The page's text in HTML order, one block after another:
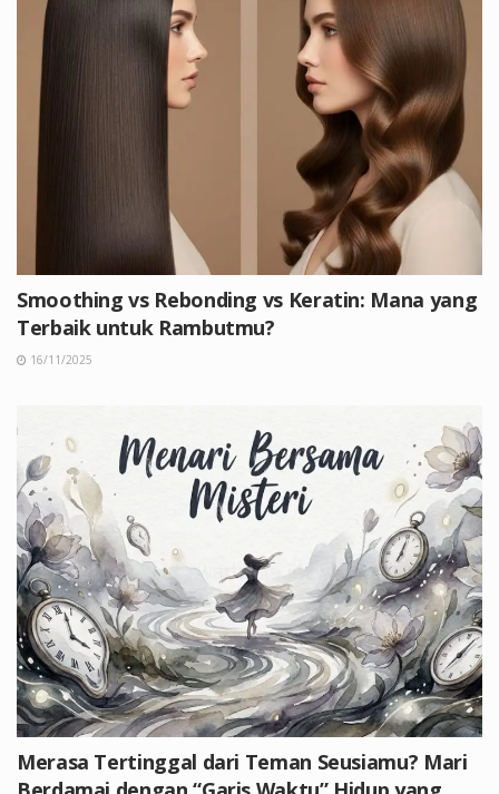
Smoothing vs Rebonding vs Keratin: Mana yang
Terbaik untuk Rambutmu?
16/11/2025
Merasa Tertinggal dari Teman Seusiamu? Mari